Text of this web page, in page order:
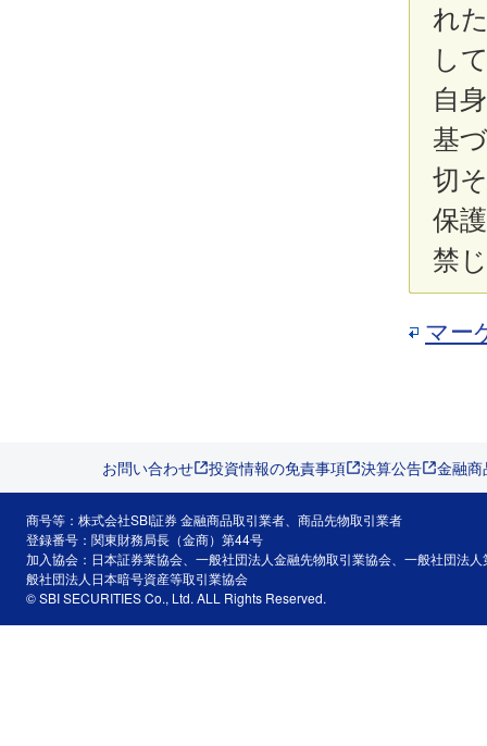
れ
し
自
基
切
保
禁
マー
お問い合わせ 投資情報の免責事項 決算公告 金融
商号等：株式会社SBI証券 金融商品取引業者、商品先物取引業者
登録番号：関東財務局長（金商）第44号
加入協会：日本証券業協会、一般社団法人金融先物取引業協会、一般社団法
般社団法人日本暗号資産等取引業協会
© SBI SECURITIES Co., Ltd. ALL Rights Reserved.